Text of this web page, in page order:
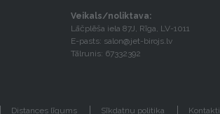
Veikals/noliktava:
Lāčplēša iela 87J, Rīga, LV-1011
E-pasts: salon@jet-birojs.lv
Tālrunis: 67332392
Distances līgums Sīkdatņu politika Kontakti